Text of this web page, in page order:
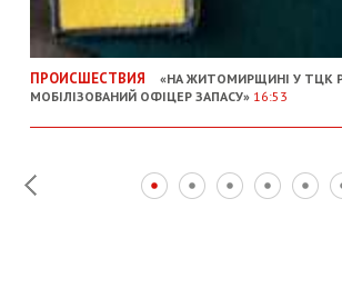
ПРОИСШЕСТВИЯ
«НА ЖИТОМИРЩИНІ У ТЦК
МОБІЛІЗОВАНИЙ ОФІЦЕР ЗАПАСУ» 16:53